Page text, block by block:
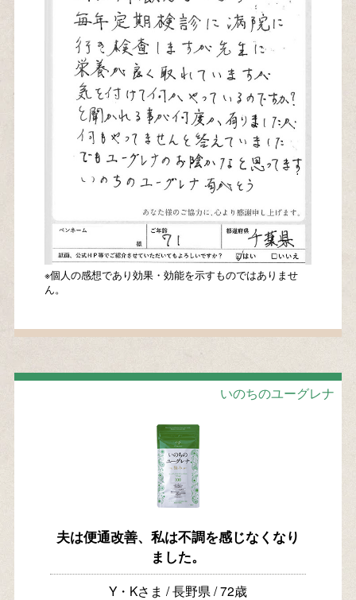
※個人の感想であり効果・効能を示すものではありませ
ん。
いのちのユーグレナ
夫は便通改善、私は不調を感じなくなり
ました。
Y・Kさま / 長野県 / 72歳